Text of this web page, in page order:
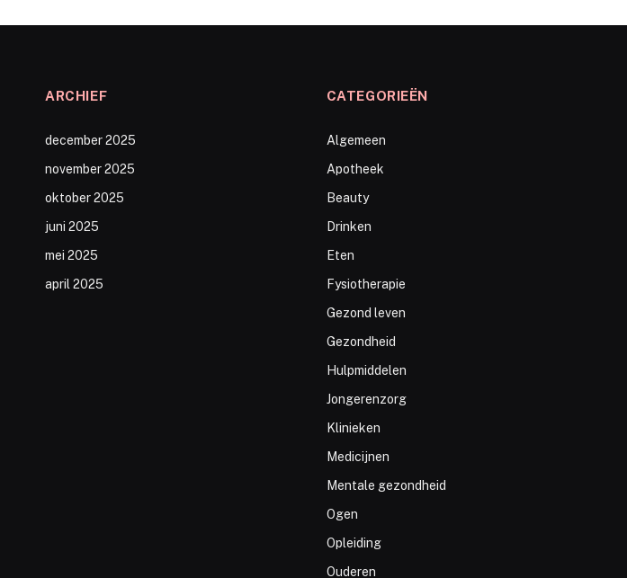
ARCHIEF
december 2025
november 2025
oktober 2025
juni 2025
mei 2025
april 2025
CATEGORIEËN
Algemeen
Apotheek
Beauty
Drinken
Eten
Fysiotherapie
Gezond leven
Gezondheid
Hulpmiddelen
Jongerenzorg
Klinieken
Medicijnen
Mentale gezondheid
Ogen
Opleiding
Ouderen